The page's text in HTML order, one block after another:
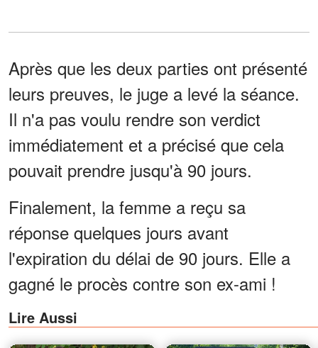
Après que les deux parties ont présenté
leurs preuves, le juge a levé la séance.
Il n'a pas voulu rendre son verdict
immédiatement et a précisé que cela
pouvait prendre jusqu'à 90 jours.
Finalement, la femme a reçu sa
réponse quelques jours avant
l'expiration du délai de 90 jours. Elle a
gagné le procès contre son ex-ami !
Lire Aussi